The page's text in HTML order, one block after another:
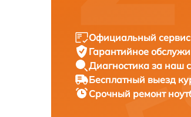
Официальный сервис
Гарантийное
Диагностика за наш
Бесплатный выезд
Срочный ремонт